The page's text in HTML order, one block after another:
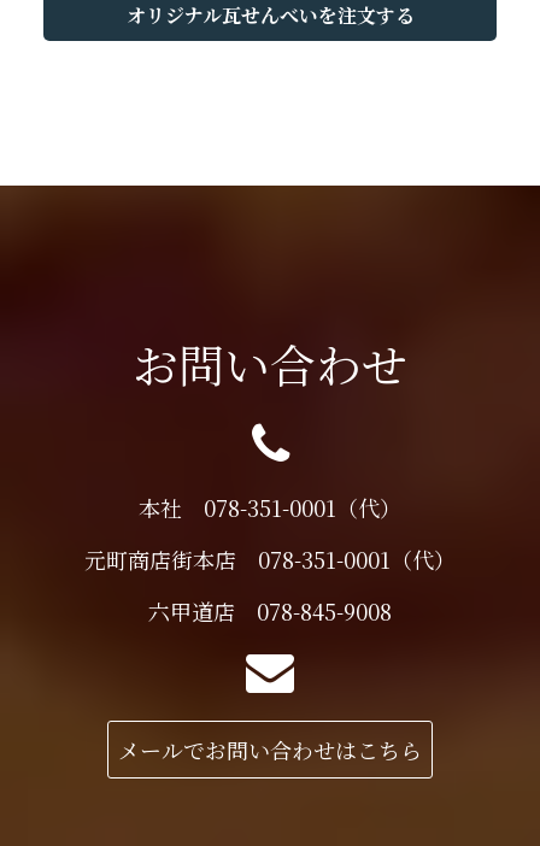
オリジナル瓦せんべいを注文する
お問い合わせ
本社 078-351-0001（代）
元町商店街本店 078-351-0001（代）
六甲道店 078-845-9008
メールでお問い合わせはこちら